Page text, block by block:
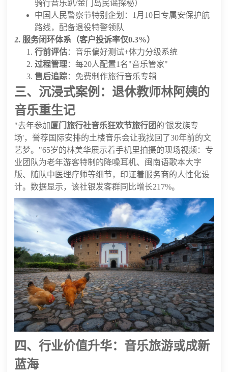
骑行音乐趴/金门岛民谣探秘）
中国人民警察节特别企划：1月10日专属安保护航
路线，配备退役特警领队
2. 服务闭环体系（客户投诉率仅0.3%）
行前评估：音乐偏好测试+体力分级系统
过程管理：每20人配置1名"音乐管家"
售后追踪：免费制作旅行音乐专辑
三、沉浸式案例：退休教师林阿姨的
音乐重生记
"去年参加厦门旅行社音乐狂欢节旅行团 的'银发族专
场'，誉荐国际安排的土楼音乐会让我找回了30年前的文
艺梦。"65岁的林美华展示着手机里拍摄的现场视频：专
业团队为老年游客特制的降噪耳机、闽南语歌本大字
版、随队中医理疗师等细节，印证着服务商的人性化设
计。数据显示，该社银发客群同比增长217%。
四、行业价值升华：音乐旅游或成新
蓝海